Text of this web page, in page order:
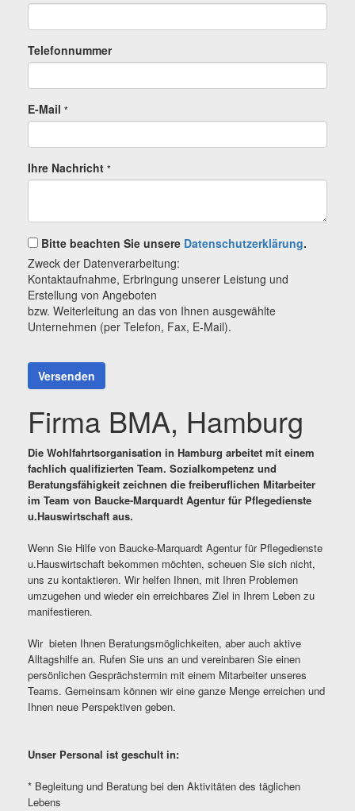
Telefonnummer
E-Mail *
Ihre Nachricht *
Bitte beachten Sie unsere Datenschutzerklärung.
Zweck der Datenverarbeitung:
Kontaktaufnahme, Erbringung unserer Leistung und
Erstellung von Angeboten
bzw. Weiterleitung an das von Ihnen ausgewählte
Unternehmen (per Telefon, Fax, E-Mail).
Versenden
Firma BMA, Hamburg
Die Wohlfahrtsorganisation in Hamburg arbeitet mit einem
fachlich qualifizierten Team. Sozialkompetenz und
Beratungsfähigkeit zeichnen die freiberuflichen Mitarbeiter
im Team von Baucke-Marquardt Agentur für Pflegedienste
u.Hauswirtschaft aus.
Wenn Sie Hilfe von Baucke-Marquardt Agentur für Pflegedienste
u.Hauswirtschaft bekommen möchten, scheuen Sie sich nicht,
uns zu kontaktieren. Wir helfen Ihnen, mit Ihren Problemen
umzugehen und wieder ein erreichbares Ziel in Ihrem Leben zu
manifestieren.
Wir bieten Ihnen Beratungsmöglichkeiten, aber auch aktive
Alltagshilfe an. Rufen Sie uns an und vereinbaren Sie einen
persönlichen Gesprächstermin mit einem Mitarbeiter unseres
Teams. Gemeinsam können wir eine ganze Menge erreichen und
Ihnen neue Perspektiven geben.
Unser Personal ist geschult in:
* Begleitung und Beratung bei den Aktivitäten des täglichen
Lebens